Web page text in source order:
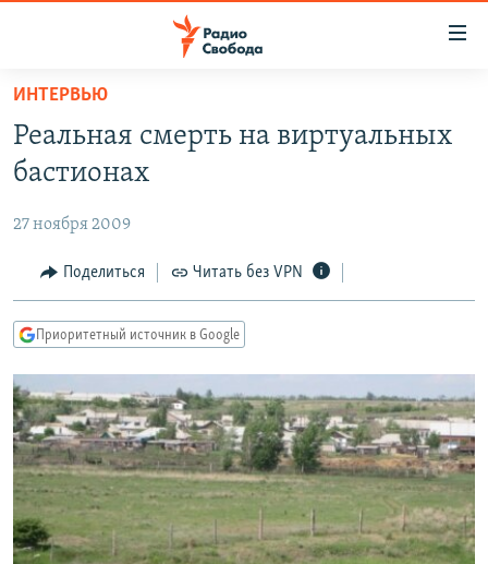
упрощенного
доступа
Вернуться
основному
Вернутся
главной
навигации
Вернутся
поиску
ПОДКАСТЫ
ЦИТАТЫ СВОБОДЫ
МНЕНИЯ
IDEL.РЕАЛИИ
КАВКАЗ.РЕАЛИИ
СЕВЕР.РЕАЛИИ
СИБИРЬ.РЕАЛИИ
РАСПИСАНИЕ ВЕЩАНИЯ
ПОДПИШИТЕСЬ НА РАССЫЛКУ
ИНТЕРВЬЮ
Реальная смерть на виртуальных
бастионах
27 ноября 2009
Поделиться Читать без VPN
Приоритетный источник в Google